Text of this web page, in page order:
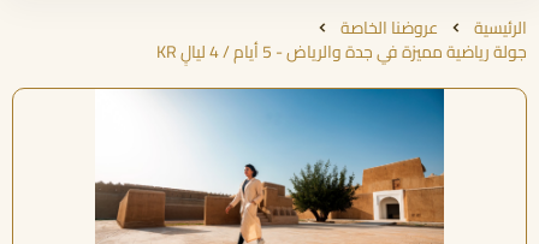
الرئيسية عروضنا الخاصة
جولة رياضية مميزة في جدة والرياض - 5 أيام / 4 ليالٍ KR